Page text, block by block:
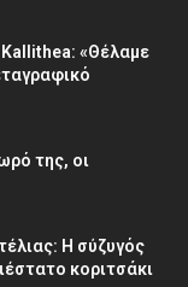
Kallithea: «Θέλαμε
της, οι
Η σύζυγός
κοριτσάκι